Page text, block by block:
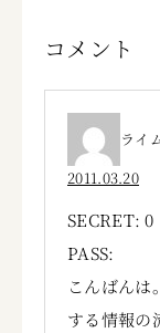
コメント
ライ
2011.03.20
SECRET: 0
PASS:
こんばんは
する情報の